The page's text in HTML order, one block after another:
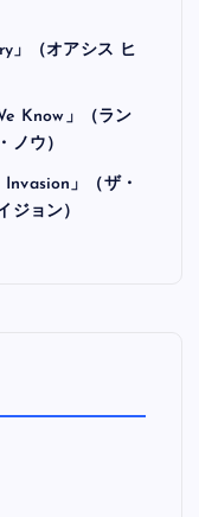
」（オアシス ヒ
Know」（ラン
ノウ）
」（ザ・
ジョン）